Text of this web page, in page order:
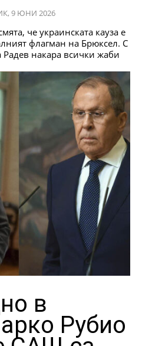
9 ЮНИ 2026
че украинската кауза е
флагман на Брюксел. С
накара всички жаби
в
Рубио